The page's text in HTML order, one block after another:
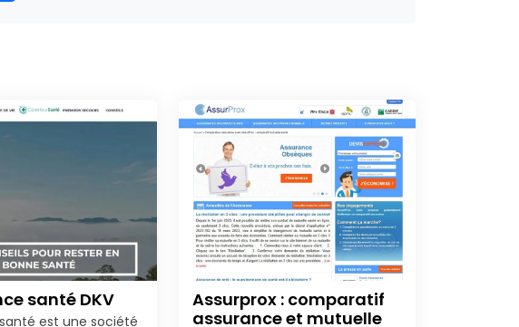
santé DKV
est une société
Assurprox : comparatif
assurance et mutuelle